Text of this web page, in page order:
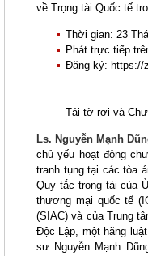
về Trọng tài Quốc tế
Thời gian: 23
Phát trực tiếp
Đăng ký: https://
Tải tờ rơi và
Ls. Nguyễn Mạnh
chủ yếu hoạt động
tranh tụng tại các tòa
Quy tắc trọng tài của
thương mại quốc tế
(SIAC) và của Trung
Độc Lập, một hãng
sư Nguyễn Mạnh